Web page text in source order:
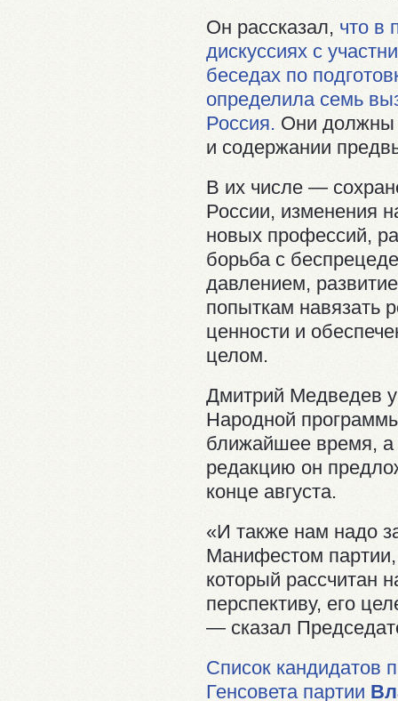
Он рассказал, что в
дискуссиях с
беседах по
определила семь
Россия. Они должны
и содержании
В их числе —
России, изменения
новых профессий,
борьба с
давлением,
попыткам навязать
ценности и
целом.
Дмитрий Медведев
Народной
ближайшее время, а
редакцию он
конце августа.
«И также нам надо
Манифестом
который рассчитан
перспективу, его
— сказал
Список кандидатов
Генсовета партии